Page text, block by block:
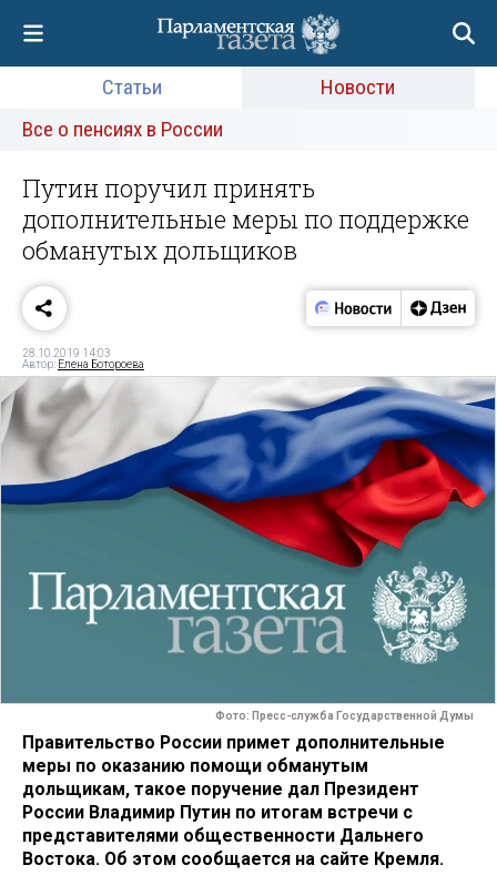
Статьи
Новости
Все о пенсиях в России
Путин поручил принять
дополнительные меры по поддержке
обманутых дольщиков
28.10.2019 14:03
Автор: Елена Ботороева
Фото: Пресс-служба Государственной Думы
Правительство России примет дополнительные
меры по оказанию помощи обманутым
дольщикам, такое поручение дал Президент
России Владимир Путин по итогам встречи с
представителями общественности Дальнего
Востока. Об этом сообщается на сайте Кремля.